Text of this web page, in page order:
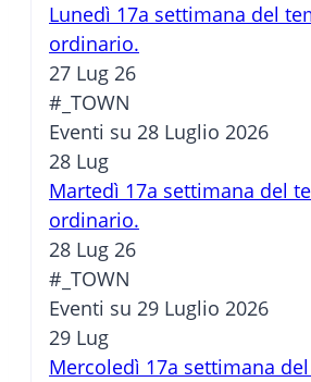
Lunedì 17a settimana del
ordinario.
27 Lug 26
#_TOWN
Eventi su 28 Luglio 2026
28 Lug
Martedì 17a settimana del
ordinario.
28 Lug 26
#_TOWN
Eventi su 29 Luglio 2026
29 Lug
Mercoledì 17a settimana